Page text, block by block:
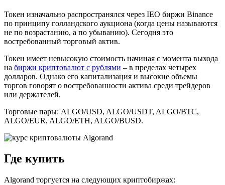
Токен изначально распространялся через IEO биржи Binance
по принципу голландского аукциона (когда цены называются
не по возрастанию, а по убыванию). Сегодня это
востребованный торговый актив.
Токен имеет невысокую стоимость начиная с момента выхода
на биржи криптовалют с рублями – в пределах четырех
долларов. Однако его капитализация и высокие объемы
торгов говорят о востребованности актива среди трейдеров
или держателей.
Торговые пары: ALGO/USD, ALGO/USDT, ALGO/BTC,
ALGO/EUR, ALGO/ETH, ALGO/BUSD.
Где купить
Algorand торгуется на следующих криптобиржах: